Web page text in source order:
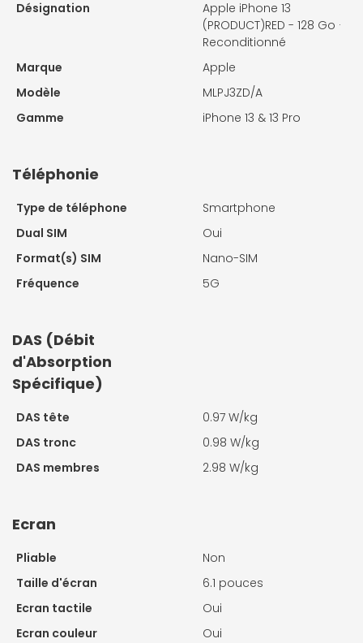
Désignation
Apple iPhone 13
(PRODUCT)RED - 128 Go ·
Reconditionné
Marque
Apple
Modèle
MLPJ3ZD/A
Gamme
iPhone 13 & 13 Pro
Téléphonie
Type de téléphone
Smartphone
Dual SIM
Oui
Format(s) SIM
Nano-SIM
Fréquence
5G
DAS (Débit
d'Absorption
Spécifique)
DAS tête
0.97 W/kg
DAS tronc
0.98 W/kg
DAS membres
2.98 W/kg
Ecran
Pliable
Non
Taille d'écran
6.1 pouces
Ecran tactile
Oui
Ecran couleur
Oui